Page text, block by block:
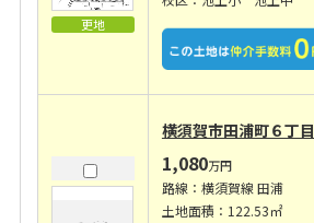
更地
横須賀市田浦町６丁目
1,080万円
路線：横須賀線 田浦
土地面積：122.53㎡